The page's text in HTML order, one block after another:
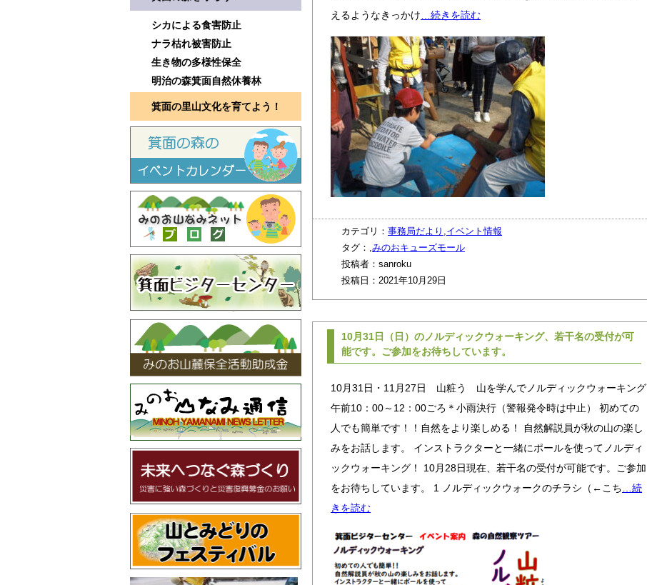
シカによる食害防止
ナラ枯れ被害防止
生き物の多様性保全
明治の森箕面自然休養林
箕面の里山文化を育てよう！
えるようなきっかけ …続きを読む
カテゴリ： 事務局だより イベント情報
タグ：, みのおキューズモール
投稿者：sanroku
投稿日：2021年10月29日
10月31日（日）のノルディックウォーキング、若干名の受付が可
能です。ご参加をお待ちしています。
10月31日・11月27日 山粧う 山を学んでノルディックウォーキング
午前10：00～12：00ごろ＊小雨決行（警報発令時は中止） 初めての
人でも簡単です！！自然をより楽しめる！ 自然解説員が秋の山の楽し
みをお話します。 インストラクターと一緒にポールを使ってノルディ
ックウォーキング！ 10月28日現在、若干名の受付が可能です。ご参加
をお待ちしています。 1 ノルディックウォークのチラシ（←こち …続
きを読む